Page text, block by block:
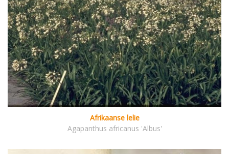
Afrikaanse lelie
Agapanthus africanus 'Albus'